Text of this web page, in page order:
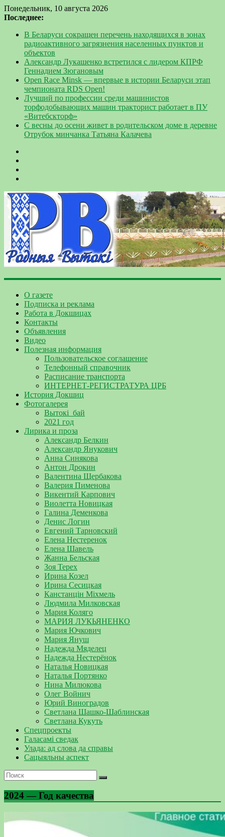
Понедельник, 10 августа 2026
Последнее:
В Беларуси сокращен перечень находящихся в зонах
радиоактивного загрязнения населенных пунктов и
объектов
Александр Лукашенко встретился с лидером КПРФ
Геннадием Зюгановым
Open Race Minsk — впервые в истории Беларуси этап
чемпионата RDS Open!
Лучший по профессии среди машинистов
торфодобывающих машин тракторист работает в ПУ
«Витебскторф»
С весны до осени живет в родительском доме в деревне
Отрубок минчанка Татьяна Калачева
О газете
Подписка и реклама
Работа в Докшицах
Контакты
Объявления
Видео
Полезная информация
Пользовательское соглашение
Телефонный справочник
Расписание транспорта
ИНТЕРНЕТ-РЕГИСТРАТУРА ЦРБ
История Докшиц
Фотогалерея
Вытокі_бай
2021 год
Лирика и проза
Александр Белкин
Александр Янукович
Анна Синякова
Антон Дрокин
Валентина Щербакова
Валерия Пименова
Викентий Карпович
Виолетта Новицкая
Галина Деменкова
Денис Логин
Евгений Тарновский
Елена Нестеренок
Елена Шавель
Жанна Бельская
Зоя Терех
Ирина Козел
Ирина Сесицкая
Канстанцін Міхмель
Людмила Милковская
Мария Коляго
МАРИЯ ЛУКЬЯНЕНКО
Мария Ючкович
Мария Януш
Надежда Мяделец
Надежда Нестерёнок
Наталья Новицкая
Наталья Портянко
Нина Милюкова
Олег Войнич
Юрий Виноградов
Светлана Шашко-Шаблинская
Светлана Кукуть
Спецпроекты
Галасамі сведак
Улада: ад слова да справы
Сацыяльны аспект
2024 — Год качества